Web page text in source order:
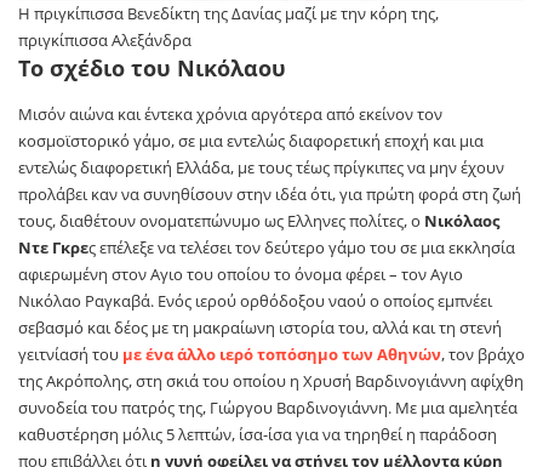
Η πριγκίπισσα Βενεδίκτη της Δανίας μαζί με την κόρη της,
πριγκίπισσα Αλεξάνδρα
Το σχέδιο του Νικόλαου
Μισόν αιώνα και έντεκα χρόνια αργότερα από εκείνον τον
κοσμοϊστορικό γάμο, σε μια εντελώς διαφορετική εποχή και μια
εντελώς διαφορετική Ελλάδα, με τους τέως πρίγκιπες να μην έχουν
προλάβει καν να συνηθίσουν στην ιδέα ότι, για πρώτη φορά στη ζωή
τους, διαθέτουν ονοματεπώνυμο ως Ελληνες πολίτες, ο Νικόλαος
Ντε Γκρες επέλεξε να τελέσει τον δεύτερο γάμο του σε μια εκκλησία
αφιερωμένη στον Αγιο του οποίου το όνομα φέρει – τον Αγιο
Νικόλαο Ραγκαβά. Ενός ιερού ορθόδοξου ναού ο οποίος εμπνέει
σεβασμό και δέος με τη μακραίωνη ιστορία του, αλλά και τη στενή
γειτνίασή του με ένα άλλο ιερό τοπόσημο των Αθηνών, τον βράχο
της Ακρόπολης, στη σκιά του οποίου η Χρυσή Βαρδινογιάννη αφίχθη
συνοδεία του πατρός της, Γιώργου Βαρδινογιάννη. Με μια αμελητέα
καθυστέρηση μόλις 5 λεπτών, ίσα-ίσα για να τηρηθεί η παράδοση
που επιβάλλει ότιη γυνή οφείλει να στήνει τον μέλλοντα κύρη